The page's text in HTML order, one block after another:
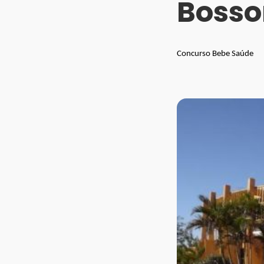
Concurso Bebe Saúde